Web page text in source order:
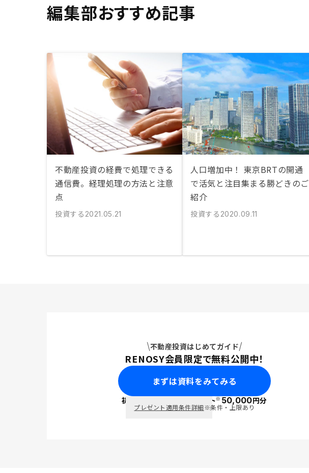
編集部おすすめ記事
不動産投資の経費で処理できる
通信費。経理処理の方法と注意
点
投資する 2021.05.21
人口増加中！ 東京BRTの開通
で活気と注目集まる勝どきのご
紹介
投資する 2020.09.11
不動産投資はじめてガイド
RENOSY会員限定で無料公開中！
まずは資料をみてみる
初回面談で ポイント※50,000円分
プレゼント適用条件詳細※条件・上限あり